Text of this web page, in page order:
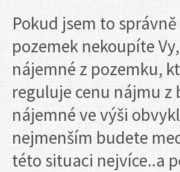
Pokud jsem to
pozemek nekoupíte
nájemné z pozemku,
reguluje cenu nájmu z
nájemné ve výši
nejmenším budete
této situaci nejvíce..a